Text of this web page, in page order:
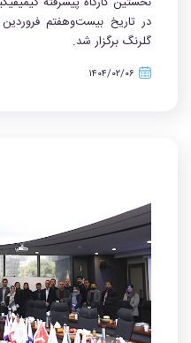
در تاریخ بیست‌وهفتم
گلرنگ برگزار شد.
۱۴۰۴/۰۲/۰۶